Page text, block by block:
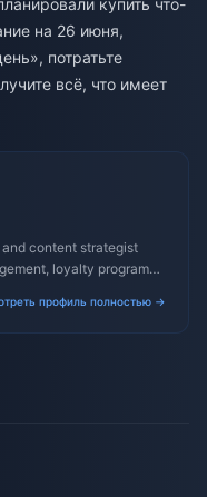
на 26 июня,
потратьте
всё, что имеет
content strategist
loyalty programs,
профиль полностью →